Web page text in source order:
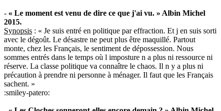
- « Le moment est venu de dire ce que j'ai vu. » Albin Michel
2015.
Synopsis : « Je suis entré en politique par effraction. Et j en suis sorti
avec le dégoût. Le désastre ne peut plus être maquillé. Partout
monte, chez les Français, le sentiment de dépossession. Nous
sommes entrés dans le temps où l imposture n a plus ni ressource ni
réserve. La classe politique va connaître le chaos. Il n y a plus ni
précaution à prendre ni personne à ménager. Il faut que les Français
sachent. »
:smiley-patero: